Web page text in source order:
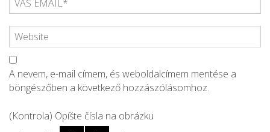
A nevem, e-mail címem, és weboldalcímem mentése a
böngészőben a következő hozzászólásomhoz.
(Kontrola) Opíšte čísla na obrázku